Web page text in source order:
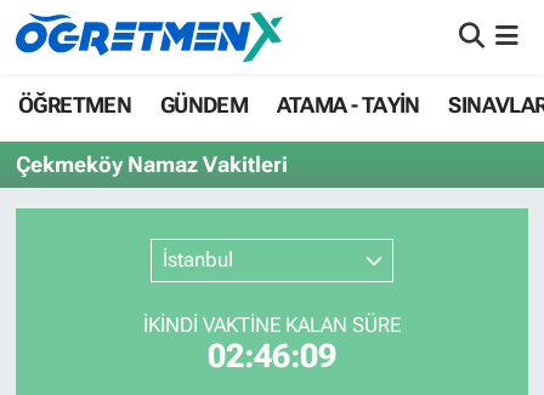
ÖĞRETMEN GÜNDEM ATAMA - TAYİN
Çekmeköy Namaz Vakitleri
İstanbul
İKINDI VAKTİNE KALAN SÜRE
02:46:09
ÖĞRETMEN
GÜNDEM
ATAMA - TAYİN
SINAVLAR
HAYATIN İÇİNDEN
İstanbul Nöbetçi Eczaneler
İstanbul Hava Durumu
İstanbul Namaz Vakitleri
İstanbul Trafik Yoğunluk Haritası
Süper Lig Puan Durumu ve Fikstür